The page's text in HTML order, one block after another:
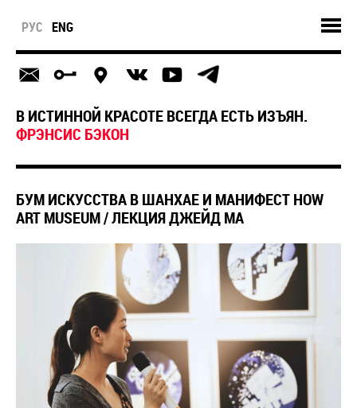
РУС ENG
В ИСТИННОЙ КРАСОТЕ ВСЕГДА ЕСТЬ ИЗЪЯН.
ФРЭНСИС БЭКОН
БУМ ИСКУССТВА В ШАНХАЕ И МАНИФЕСТ HOW
ART MUSEUM / ЛЕКЦИЯ ДЖЕЙД МА